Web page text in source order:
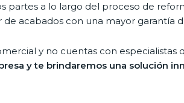
partes a lo largo del proceso de
acabados con una mayor garantía
y no cuentas con
y te brindaremos una solución